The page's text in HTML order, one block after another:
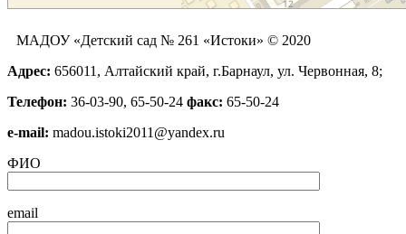
МАДОУ «Детский сад № 261 «Истоки» © 2020
Адрес: 656011, Алтайский край, г.Барнаул, ул. Червонная, 8;
Телефон: 36-03-90, 65-50-24 факс: 65-50-24
е-mail: madou.istoki2011@yandex.ru
ФИО
email